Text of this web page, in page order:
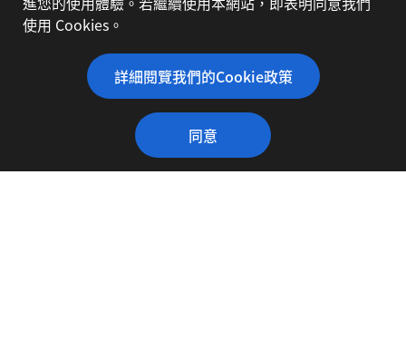
代理品牌
使用 Cookies。
詳細閱覽我們的Cookie政策
同意